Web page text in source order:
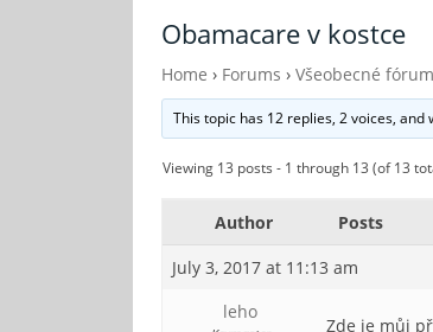
Obamacare v kostce
Home › Forums › Všeobecné
This topic has 12 replies, 2 voices,
Viewing 13 posts - 1 through 13 (of 13
Author
Posts
July 3, 2017 at 11:13 am
leho
Zde je můj